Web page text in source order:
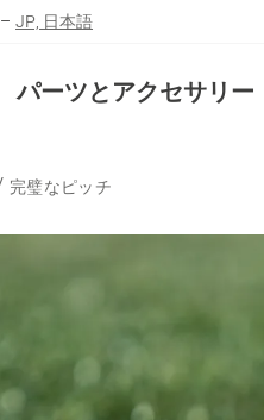
– JP, 日本語
パーツとアクセサリー
完璧なピッチ